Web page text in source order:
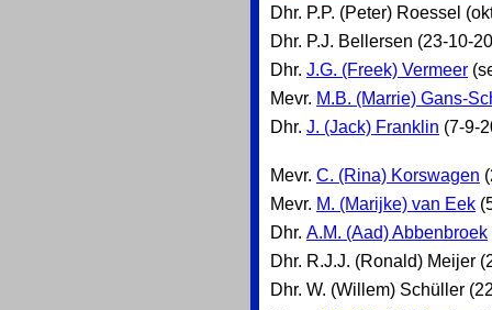
Dhr. P.P. (Peter) Roessel
Dhr. P.J. Bellersen (23-10-
Dhr. J.G. (Freek) Vermeer
Mevr. M.B. (Marrie) Gans-
Dhr. J. (Jack) Franklin (7-9-
Mevr. C. (Rina) Korswagen
Mevr. M. (Marijke) van Eek
Dhr. A.M. (Aad) Abbenbroek
Dhr. R.J.J. (Ronald) Meijer
Dhr. W. (Willem) Schüller